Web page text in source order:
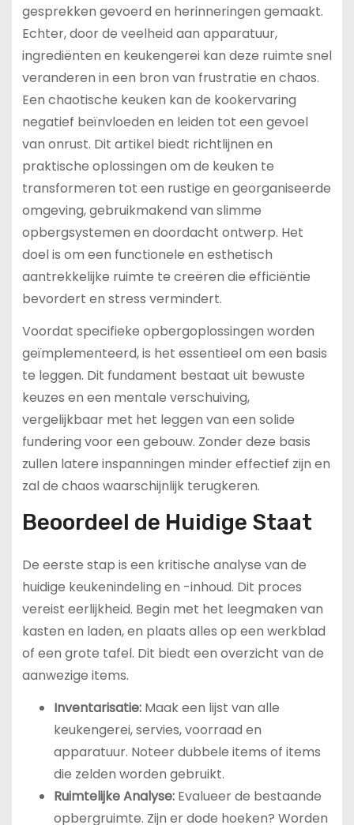
gesprekken gevoerd en herinneringen gemaakt.
Echter, door de veelheid aan apparatuur,
ingrediënten en keukengerei kan deze ruimte snel
veranderen in een bron van frustratie en chaos.
Een chaotische keuken kan de kookervaring
negatief beïnvloeden en leiden tot een gevoel
van onrust. Dit artikel biedt richtlijnen en
praktische oplossingen om de keuken te
transformeren tot een rustige en georganiseerde
omgeving, gebruikmakend van slimme
opbergsystemen en doordacht ontwerp. Het
doel is om een functionele en esthetisch
aantrekkelijke ruimte te creëren die efficiëntie
bevordert en stress vermindert.
Voordat specifieke opbergoplossingen worden
geïmplementeerd, is het essentieel om een basis
te leggen. Dit fundament bestaat uit bewuste
keuzes en een mentale verschuiving,
vergelijkbaar met het leggen van een solide
fundering voor een gebouw. Zonder deze basis
zullen latere inspanningen minder effectief zijn en
zal de chaos waarschijnlijk terugkeren.
Beoordeel de Huidige Staat
De eerste stap is een kritische analyse van de
huidige keukenindeling en -inhoud. Dit proces
vereist eerlijkheid. Begin met het leegmaken van
kasten en laden, en plaats alles op een werkblad
of een grote tafel. Dit biedt een overzicht van de
aanwezige items.
Inventarisatie:Maak een lijst van alle
keukengerei, servies, voorraad en
apparatuur. Noteer dubbele items of items
die zelden worden gebruikt.
Ruimtelijke Analyse:Evalueer de bestaande
opbergruimte. Zijn er dode hoeken? Worden